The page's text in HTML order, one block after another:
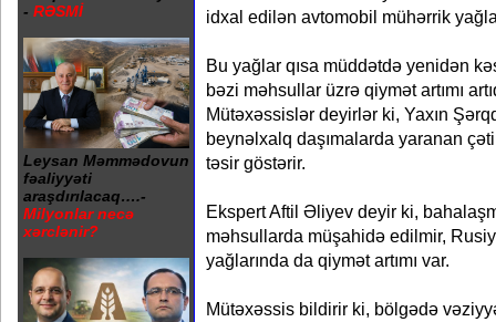
- RƏSMİ
Leysan Məmmədovun
fəaliyyəti
araşdırılacaq….-
Milyonlar necə
xərclənir?
idxal edilən avtomobil mühərrik
Bu yağlar qısa müddətdə yenidən
bəzi məhsullar üzrə qiymət artımı
Mütəxəssislər deyirlər ki, Yaxın
beynəlxalq daşımalarda yaranan
təsir göstərir.
Ekspert Aftil Əliyev deyir ki,
məhsullarda müşahidə edilmir,
yağlarında da qiymət artımı var.
Mütəxəssis bildirir ki, bölgədə